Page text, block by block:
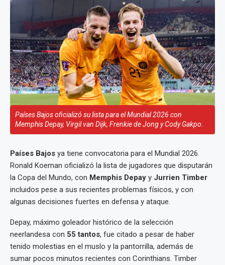
Países Bajos oficializó su lista para el Mundial 2026 con
Memphis Depay, Virgil van Dijk, Frenkie de Jong y Cody Gakpo.
Países Bajos ya tiene convocatoria para el Mundial 2026.
Ronald Koeman oficializó la lista de jugadores que disputarán
la Copa del Mundo, con Memphis Depay y Jurrien Timber
incluidos pese a sus recientes problemas físicos, y con
algunas decisiones fuertes en defensa y ataque.
Depay, máximo goleador histórico de la selección
neerlandesa con 55 tantos, fue citado a pesar de haber
tenido molestias en el muslo y la pantorrilla, además de
sumar pocos minutos recientes con Corinthians. Timber